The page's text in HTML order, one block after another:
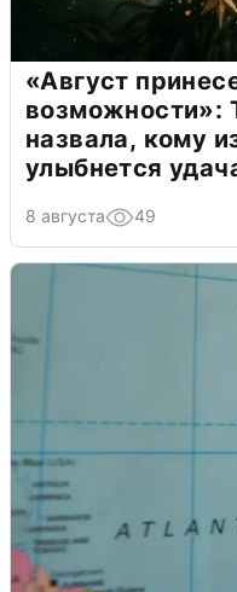
«Август
возможности»:
назвала, кому
улыбнется
8 августа 49